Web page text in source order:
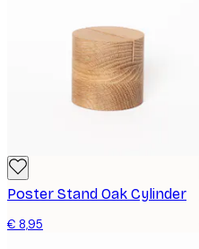
Poster Stand Oak Cylinder
€ 8,95